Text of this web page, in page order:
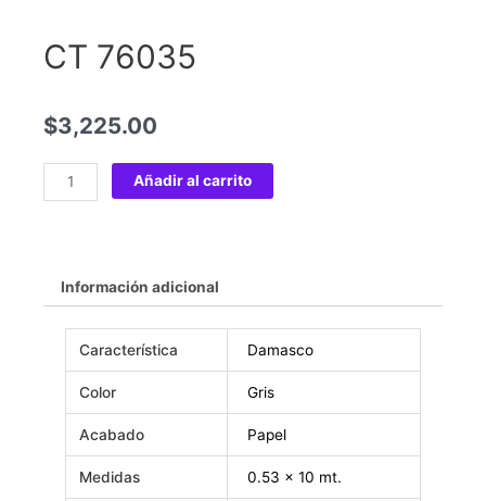
CT 76035
$3,225.00
Añadir al carrito
Información adicional
Característica Damasco
Color Gris
Acabado Papel
Medidas 0.53 x 10 mt.